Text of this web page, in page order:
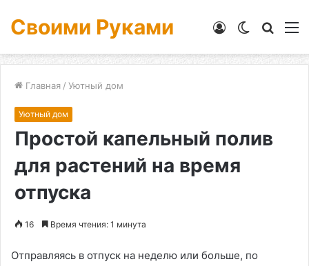
Своими Руками
Switch
Войти
Главная / Уютный дом
Уютный дом
Простой капельный полив
для растений на время
отпуска
16 Время чтения: 1 минута
Отправляясь в отпуск на неделю или больше, по